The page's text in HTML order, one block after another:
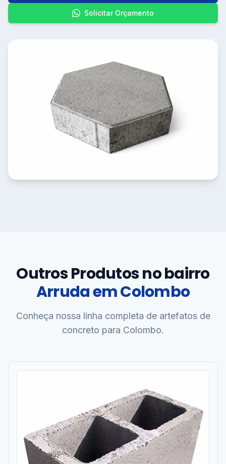
Solicitar Orçamento
Outros Produtos no bairro
Arruda em Colombo
Conheça nossa linha completa de artefatos de
concreto para Colombo.